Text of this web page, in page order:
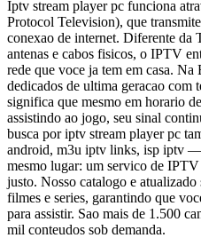
Iptv stream player pc funciona
Protocol Television), que
conexao de internet. Diferente da
antenas e cabos fisicos, o IPTV
rede que voce ja tem em casa. Na
dedicados de ultima geracao
significa que mesmo em horario
assistindo ao jogo, seu sinal
busca por iptv stream player pc
android, m3u iptv links, isp iptv —
mesmo lugar: um servico de
justo. Nosso catalogo e
filmes e series, garantindo que
para assistir. Sao mais de 1.500
mil conteudos sob demanda.